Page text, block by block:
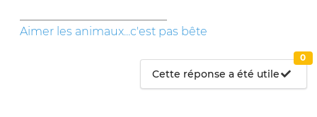
Aimer les animaux...c'est pas bête
Cette réponse a été utile
0